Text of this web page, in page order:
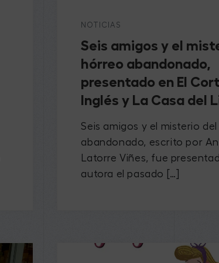
NOTICIAS
Seis amigos y el
hórreo abandonado,
presentado en El
Inglés y La Casa del
Seis amigos y el misterio
abandonado, escrito por
Latorre Viñes, fue
autora el pasado […]